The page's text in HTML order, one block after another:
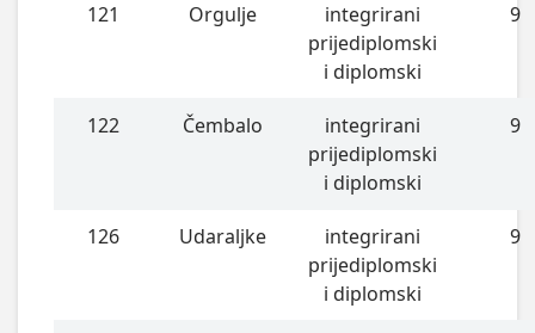
121 Orgulje
integrirani
prijediplomski
i diplomski
9
122 Čembalo
integrirani
prijediplomski
i diplomski
9
126 Udaraljke
integrirani
prijediplomski
i diplomski
9